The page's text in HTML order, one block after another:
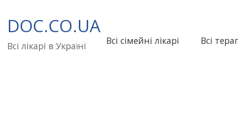
до
вмісту
DOC.CO.UA
Всі лікарі в Україні Всі сімейні лікарі Всі